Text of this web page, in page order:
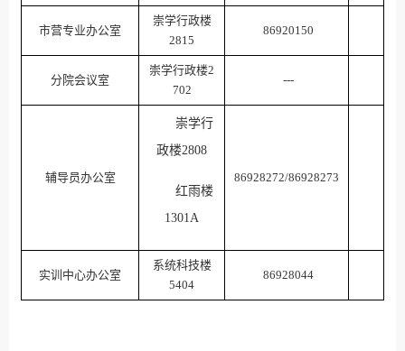
市营专业办公室
崇学行政楼
2815
86920150
分院会议室
崇学行政楼2
702
---
辅导员办公室
崇学行
政楼2808
红雨楼
1301A
86928272/86928273
实训中心办公室
系统科技楼
5404
86928044